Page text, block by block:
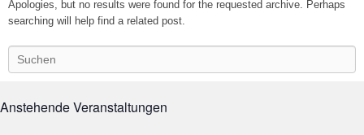
Apologies, but no results were found for the requested archive. Perhaps
searching will help find a related post.
e
r
Anstehende Veranstaltungen